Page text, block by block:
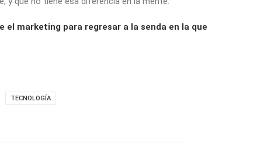
el marketing para regresar a la senda en la que
TECNOLOGÍA